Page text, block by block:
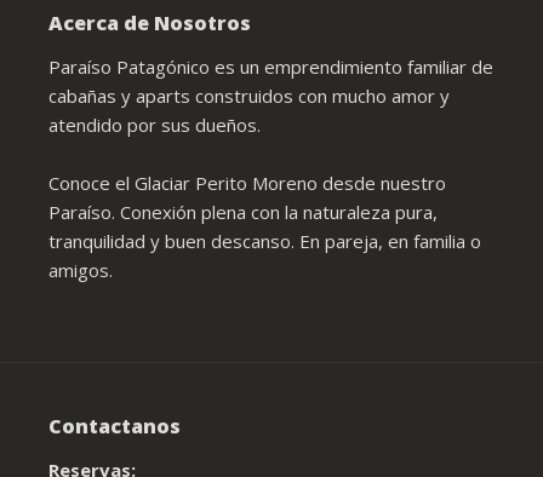
Acerca de Nosotros
Paraíso Patagónico es un emprendimiento familiar de
cabañas y aparts construidos con mucho amor y
atendido por sus dueños.
Conoce el Glaciar Perito Moreno desde nuestro
Paraíso. Conexión plena con la naturaleza pura,
tranquilidad y buen descanso. En pareja, en familia o
amigos.
Contactanos
Reservas: